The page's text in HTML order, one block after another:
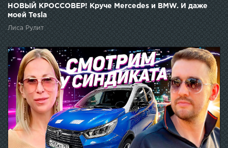
НОВЫЙ КРОССОВЕР! Круче Mercedes и BMW. И даже
моей Tesla
Лиса Рулит